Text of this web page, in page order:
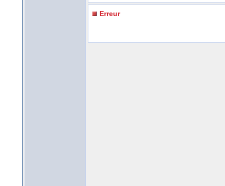
Erreur